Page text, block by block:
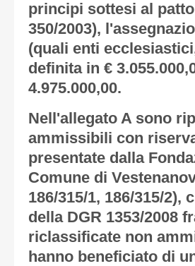
principi sottesi al
350/2003),
(quali enti
definita in €
4.975.000,00.
Nell'allegato A sono
ammissibili con
presentate dalla
Comune di
186/315/1, 186/315/
della DGR 1353/2008
riclassificate non
hanno beneficiato di